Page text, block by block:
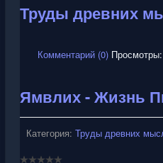
Труды древних
Комментарий (0)
Ямвлих - Жизнь
Категория: Труды древних